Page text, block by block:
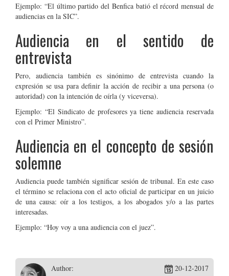
Ejemplo: “El último partido del Benfica batió el récord mensual de
audiencias en la SIC”.
Audiencia en el sentido de
entrevista
Pero, audiencia también es sinónimo de entrevista cuando la
expresión se usa para definir la acción de recibir a una persona (o
autoridad) con la intención de oírla (y viceversa).
Ejemplo: “El Sindicato de profesores ya tiene audiencia reservada
con el Primer Ministro”.
Audiencia en el concepto de sesión
solemne
Audiencia puede también significar sesión de tribunal. En este caso
el término se relaciona con el acto oficial de participar en un juicio
de una causa: oír a los testigos, a los abogados y/o a las partes
interesadas.
Ejemplo: “Hoy voy a una audiencia con el juez”.
Author: 20-12-2017